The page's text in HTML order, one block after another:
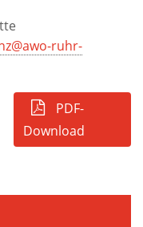
ruhr-
PDF-
Download